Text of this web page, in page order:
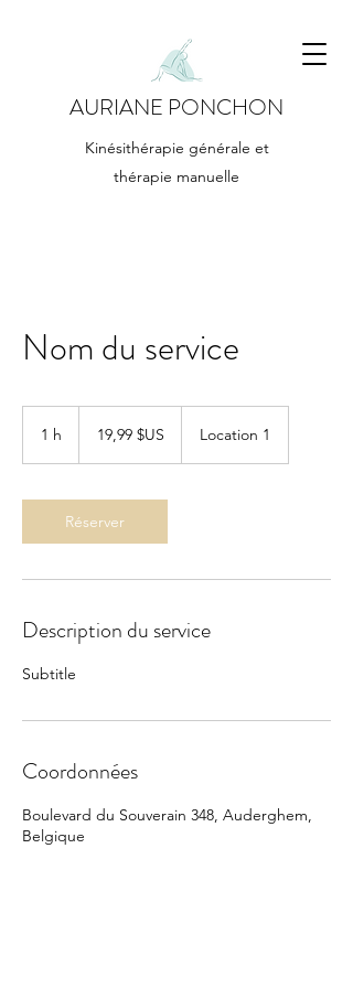
AURIANE PONCHON
Kinésithérapie générale et
thérapie manuelle
Nom du service
1 h
Unis
19,99 $US Location 1
Réserver
Description du service
Subtitle
Coordonnées
Boulevard du Souverain 348, Auderghem,
Belgique